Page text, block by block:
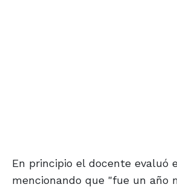
En principio el docente evaluó
mencionando que "fue un año